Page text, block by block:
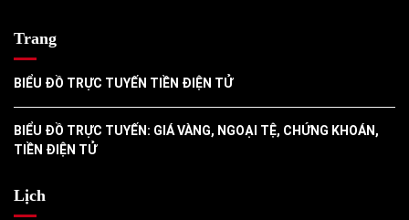
Trang
BIỂU ĐỒ TRỰC TUYẾN TIỀN ĐIỆN TỬ
BIỂU ĐỒ TRỰC TUYẾN: GIÁ VÀNG, NGOẠI TỆ, CHỨNG KHOÁN,
TIỀN ĐIỆN TỬ
Lịch